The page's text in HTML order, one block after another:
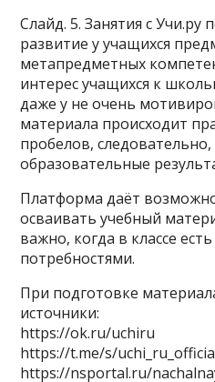
Слайд. 5. Занятия с
развитие у учащихся
метапредметных
интерес учащихся к
даже у не очень
материала происходит
пробелов,
образовательные
Платформа даёт
осваивать учебный
важно, когда в классе
потребностями.
При подготовке
источники:
https://ok.ru/uchiru
https://t.me/s/
https://nsportal.ru/